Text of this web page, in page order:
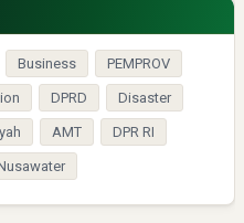
Business PEMPROV
DPRD Disaster
AMT DPR RI